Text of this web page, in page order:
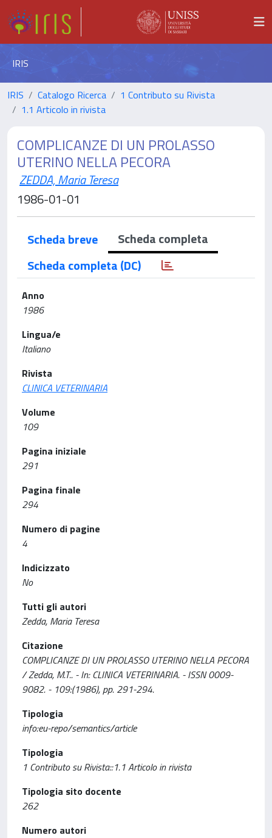
IRIS
IRIS Catalogo Ricerca
1 Contributo su Rivista
1.1 Articolo in rivista
COMPLICANZE DI UN PROLASSO
UTERINO NELLA PECORA
ZEDDA, Maria Teresa
1986-01-01
Scheda breve
Scheda completa
Scheda completa (DC)
Anno
1986
Lingua/e
Italiano
Rivista
CLINICA VETERINARIA
Volume
109
Pagina iniziale
291
Pagina finale
294
Numero di pagine
4
Indicizzato
No
Tutti gli autori
Zedda, Maria Teresa
Citazione
COMPLICANZE DI UN PROLASSO UTERINO NELLA PECORA
/ Zedda, M.T.. - In: CLINICA VETERINARIA. - ISSN 0009-
9082. - 109:(1986), pp. 291-294.
Tipologia
info:eu-repo/semantics/article
Tipologia
1 Contributo su Rivista::1.1 Articolo in rivista
Tipologia sito docente
262
Numero autori